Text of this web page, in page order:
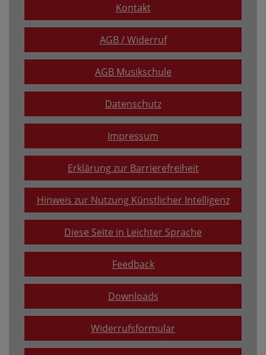
Kontakt
AGB / Widerruf
AGB Musikschule
Datenschutz
Impressum
Erklärung zur Barrierefreiheit
Hinweis zur Nutzung Künstlicher Intelligenz
Diese Seite in Leichter Sprache
Feedback
Downloads
Widerrufsformular